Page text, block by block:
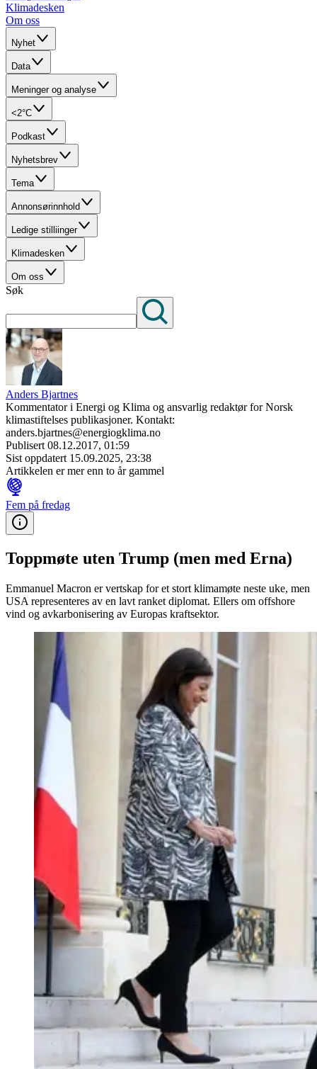
Klimadesken
Om oss
Nyhet
Data
Meninger og analyse
<2°C
Podkast
Nyhetsbrev
Tema
Annonsørinnhold
Ledige stilliinger
Klimadesken
Om oss
Søk
Anders Bjartnes
Kommentator i Energi og Klima og ansvarlig redaktør for Norsk
klimastiftelses publikasjoner. Kontakt:
anders.bjartnes@energiogklima.no
Publisert 08.12.2017, 01:59
Sist oppdatert 15.09.2025, 23:38
Artikkelen er mer enn to år gammel
Fem på fredag
Toppmøte uten Trump (men med Erna)
Emmanuel Macron er vertskap for et stort klimamøte neste uke, men
USA representeres av en lavt ranket diplomat. Ellers om offshore
vind og avkarbonisering av Europas kraftsektor.